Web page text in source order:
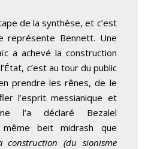
de la synthèse, et c’est
représente Bennett. Une
a achevé la construction
c’est au tour du public
prendre les rênes, de le
l’esprit messianique et
l’a déclaré Bezalel
beit midrash que
construction (du sionisme